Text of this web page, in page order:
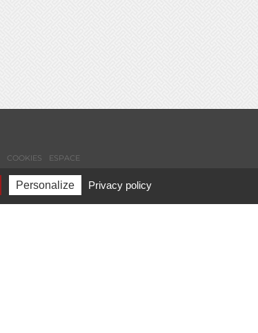
COOKIES ESPACE
Personalize Privacy policy